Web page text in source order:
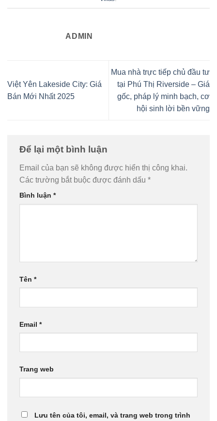
ADMIN
Việt Yên Lakeside City: Giá
Bán Mới Nhất 2025
Mua nhà trực tiếp chủ đầu tư
tại Phú Thị Riverside – Giá
gốc, pháp lý minh bạch, cơ
hội sinh lời bền vững
Để lại một bình luận
Email của bạn sẽ không được hiển thị công khai.
Các trường bắt buộc được đánh dấu *
Bình luận *
Tên *
Email *
Trang web
Lưu tên của tôi, email, và trang web trong trình